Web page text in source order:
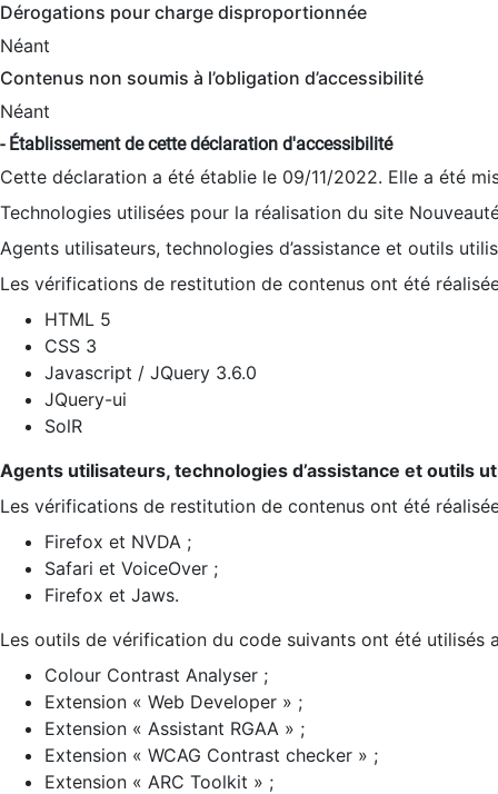
Dérogations pour charge disproportionnée
Néant
Contenus non soumis à l’obligation d’accessibilité
Néant
- Établissement de cette déclaration d'accessibilité
Cette déclaration a été établie le 09/11/2022. Elle a été
Technologies utilisées pour la réalisation du site
Agents utilisateurs, technologies d’assistance et outils
Les vérifications de restitution de contenus ont été
HTML 5
CSS 3
Javascript / JQuery 3.6.0
JQuery-ui
SolR
Agents utilisateurs, technologies d’assistance et outils
Les vérifications de restitution de contenus ont été
Firefox et NVDA ;
Safari et VoiceOver ;
Firefox et Jaws.
Les outils de vérification du code suivants ont été utilisés
Colour Contrast Analyser ;
Extension « Web Developer » ;
Extension « Assistant RGAA » ;
Extension « WCAG Contrast checker » ;
Extension « ARC Toolkit » ;